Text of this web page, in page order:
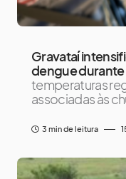
Gravataí
dengue durante
temperaturas
associadas às
3 min de leitura